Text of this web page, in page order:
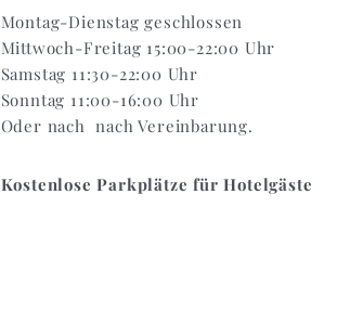
Montag-Dienstag geschlossen
Mittwoch-Freitag 15:00-22:00 Uhr
Samstag 11:30-22:00 Uhr
Sonntag 11:00-16:00 Uhr
Oder nach nach Vereinbarung.
Kostenlose Parkplätze für Hotelgäste